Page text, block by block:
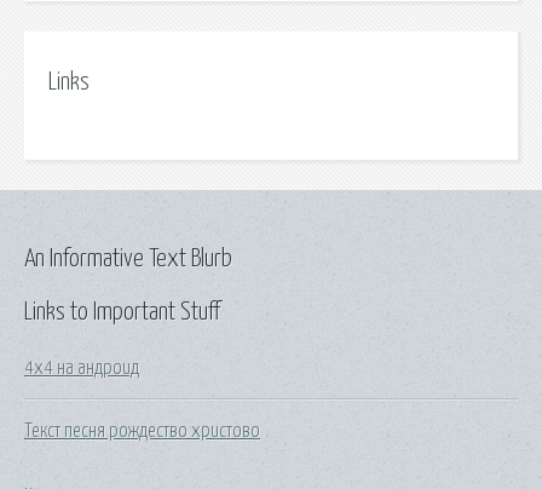
Links
Links to Important Stuff
4х4 на андроид
Текст песня рождество христово
An Informative Text Blurb